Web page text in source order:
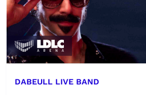
DABEULL LIVE BAND